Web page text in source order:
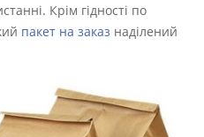
Крім гідності по
пакет на заказ наділений